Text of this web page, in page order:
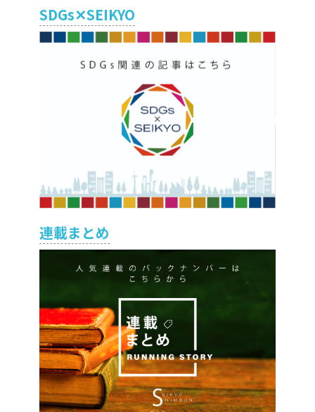
SDGs✕SEIKYO
連載まとめ